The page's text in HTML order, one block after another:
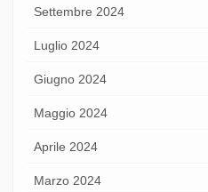
Settembre 2024
Luglio 2024
Giugno 2024
Maggio 2024
Aprile 2024
Marzo 2024